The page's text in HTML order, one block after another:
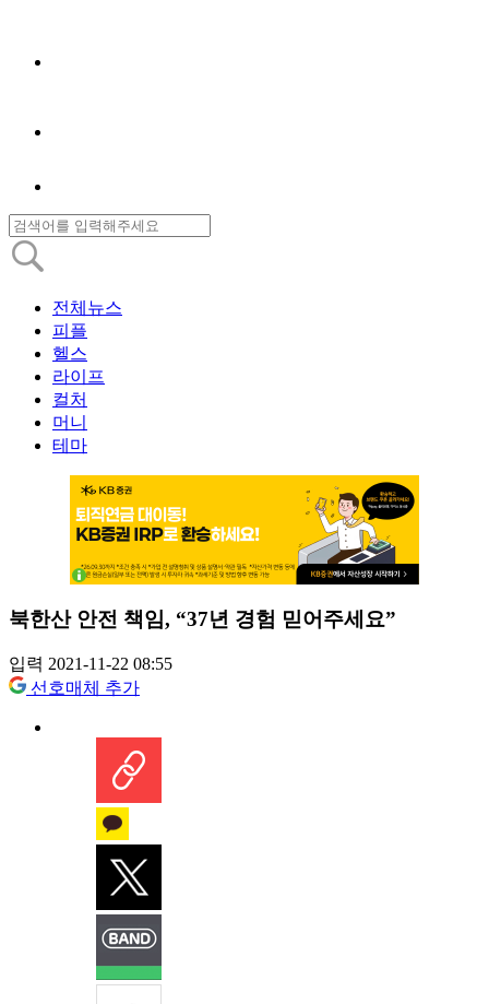
전체뉴스
피플
헬스
라이프
컬처
머니
테마
북한산 안전 책임, “37년 경험 믿어주세요”
입력 2021-11-22 08:55
선호매체 추가